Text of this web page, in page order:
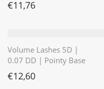
€11,76
Volume Lashes 5D |
0.07 DD | Pointy Base
€12,60